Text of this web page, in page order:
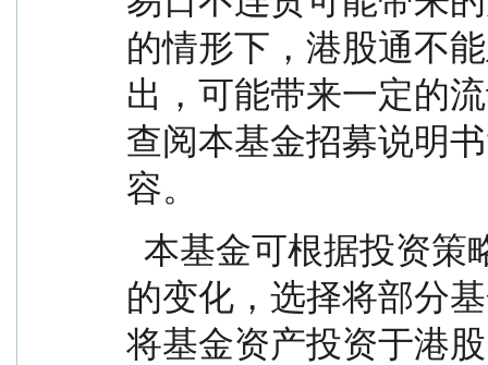
的情形下，港股通不
出，可能带来一定的
查阅本基金招募说明
容。
的变化，选择将部分
将基金资产投资于港